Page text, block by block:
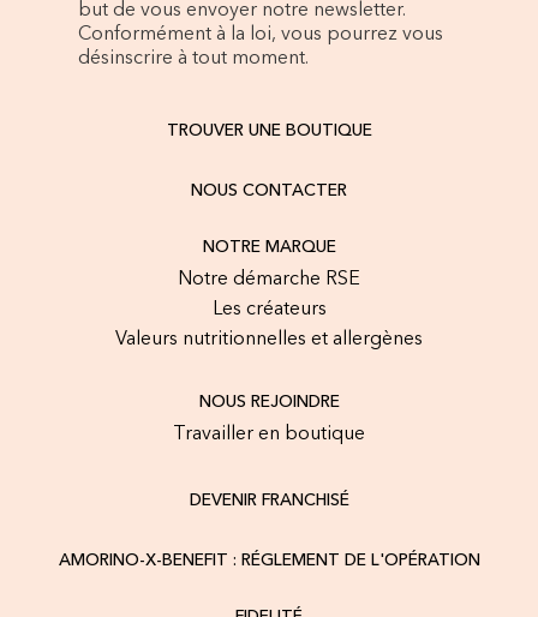
but de vous envoyer notre newsletter.
Conformément à la loi, vous pourrez vous
désinscrire à tout moment.
TROUVER UNE BOUTIQUE
NOUS CONTACTER
NOTRE MARQUE
Notre démarche RSE
Les créateurs
Valeurs nutritionnelles et allergènes
NOUS REJOINDRE
Travailler en boutique
DEVENIR FRANCHISÉ
AMORINO-X-BENEFIT : RÉGLEMENT DE L'OPÉRATION